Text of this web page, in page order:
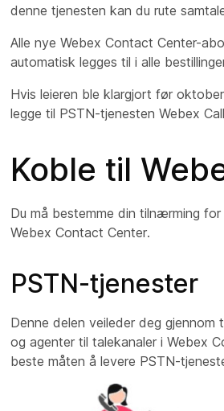
denne tjenesten kan du rute
Alle nye Webex Contact Center-
automatisk legges til i alle
Hvis leieren ble klargjort før
legge til PSTN-tjenesten Webex
Koble til
Du må bestemme din tilnærming
Webex Contact Center.
PSTN-tjenester
Denne delen veileder deg
og agenter til talekanaler i Webex
beste måten å levere PSTN-